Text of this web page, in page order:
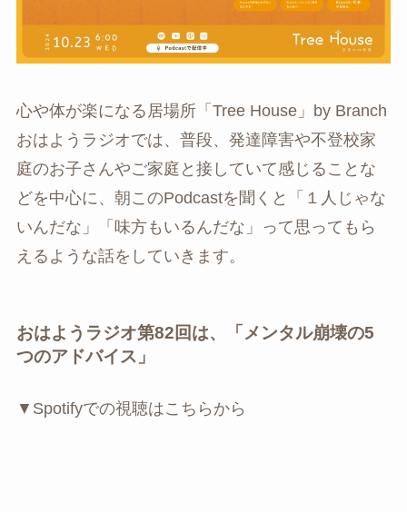
心や体が楽になる居場所「Tree House」by Branch
おはようラジオでは、普段、発達障害や不登校家
庭のお子さんやご家庭と接していて感じることな
どを中心に、朝このPodcastを聞くと「１人じゃな
いんだな」「味方もいるんだな」って思ってもら
えるような話をしていきます。
おはようラジオ第82回は、「メンタル崩壊の5
つのアドバイス」
▼Spotifyでの視聴はこちらから